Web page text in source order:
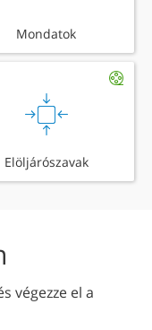
Mondatok
Elöljárószavak
végezze el a